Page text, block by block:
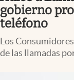
gobierno
teléfono
Los
de las llamadas